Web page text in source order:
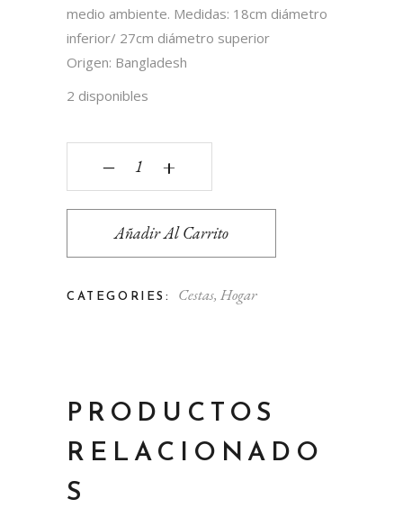
medio ambiente. Medidas: 18cm diámetro
inferior/ 27cm diámetro superior
Origen: Bangladesh
2 disponibles
Cesta redonda hilo azul, naranja y verde quantity
‒ +
Añadir Al Carrito
CATEGORIES: Cestas, Hogar
PRODUCTOS
RELACIONADO
S